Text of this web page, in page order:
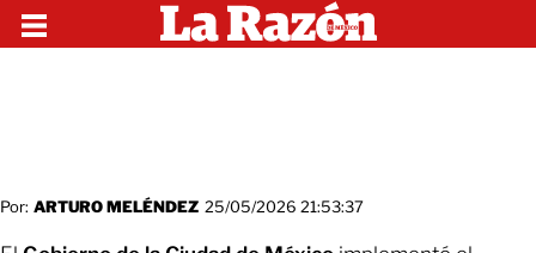
Por: ARTURO MELÉNDEZ 25/05/2026 21:53:37